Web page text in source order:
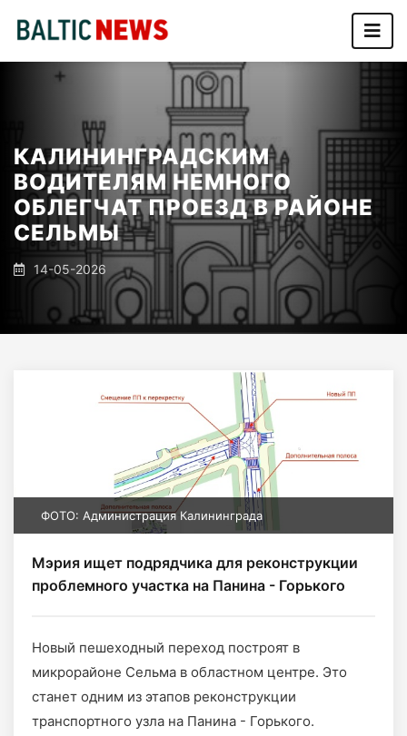
КАЛИНИНГРАДСКИМ
ВОДИТЕЛЯМ НЕМНОГО
ОБЛЕГЧАТ ПРОЕЗД В РАЙОНЕ
СЕЛЬМЫ
14-05-2026
ФОТО: Администрация Калининграда
Мэрия ищет подрядчика для реконструкции
проблемного участка на Панина - Горького
Новый пешеходный переход построят в
микрорайоне Сельма в областном центре. Это
станет одним из этапов реконструкции
транспортного узла на Панина - Горького.